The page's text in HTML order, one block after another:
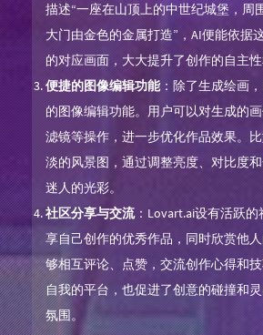
描述“一座在山顶上的中世纪城堡，周
大门由金色的金属打造”，AI便能依据
的对应画面，大大提升了创作的自主性
便捷的图像编辑功能：除了生成绘画
的图像编辑功能。用户可以对生成的
滤镜等操作，进一步优化作品效果。
淡的风景图，通过调整亮度、对比度
迷人的光彩。
社区分享与交流：Lovart.ai设有活跃
享自己创作的优秀作品，同时欣赏他
够相互评论、点赞，交流创作心得和
自我的平台，也促进了创意的碰撞和
氛围。